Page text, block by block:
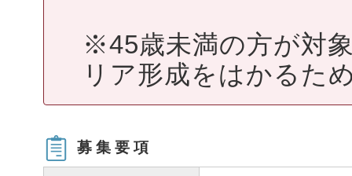
※45歳未満の方が対
リア形成をはかるた
募集要項